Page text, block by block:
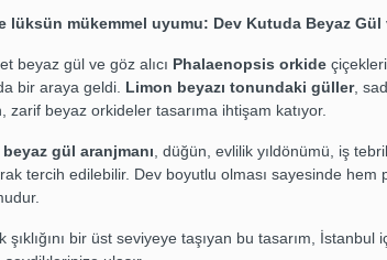
lüksün mükemmel uyumu: Dev Kutuda Beyaz Gül
beyaz gül ve göz alıcı Phalaenopsis orkide
bir araya geldi. Limon beyazı tonundaki güller,
zarif beyaz orkideler tasarıma ihtişam katıyor.
beyaz gül aranjmanı, düğün, evlilik yıldönümü, iş
tercih edilebilir. Dev boyutlu olması sayesinde hem
şıklığını bir üst seviyeye taşıyan bu tasarım, İstanbul